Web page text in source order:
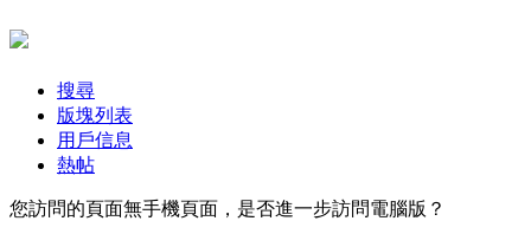
搜尋
版塊列表
用戶信息
熱帖
您訪問的頁面無手機頁面，是否進一步訪問電腦版？